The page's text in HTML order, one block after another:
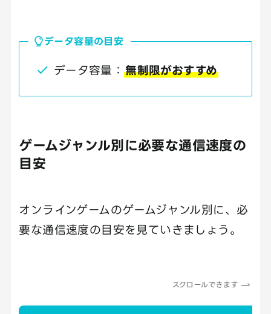
データ容量の目安
データ容量：無制限がおすすめ
ゲームジャンル別に必要な通信速度の
目安
オンラインゲームのゲームジャンル別に、必
要な通信速度の目安を見ていきましょう。
スクロールできます